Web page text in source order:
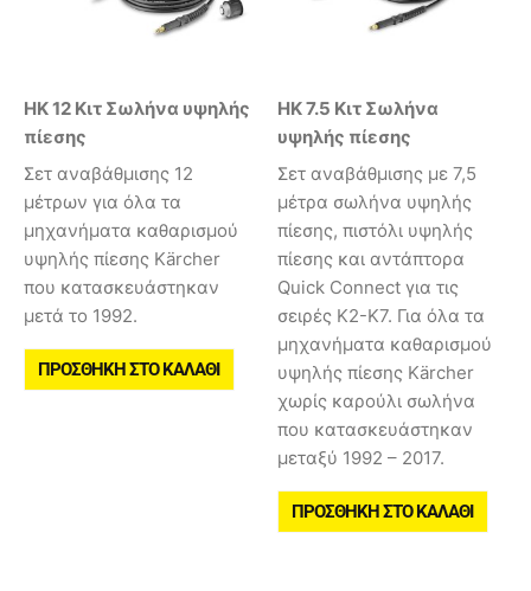
HK 12 Κιτ Σωλήνα υψηλής
πίεσης
Σετ αναβάθμισης 12
μέτρων για όλα τα
μηχανήματα καθαρισμού
υψηλής πίεσης Kärcher
που κατασκευάστηκαν
μετά το 1992.
ΠΡΟΣΘΉΚΗ ΣΤΟ ΚΑΛΆΘΙ
HK 7.5 Κιτ Σωλήνα
υψηλής πίεσης
Σετ αναβάθμισης με 7,5
μέτρα σωλήνα υψηλής
πίεσης, πιστόλι υψηλής
πίεσης και αντάπτορα
Quick Connect για τις
σειρές Κ2-Κ7. Για όλα τα
μηχανήματα καθαρισμού
υψηλής πίεσης Kärcher
χωρίς καρούλι σωλήνα
που κατασκευάστηκαν
μεταξύ 1992 – 2017.
ΠΡΟΣΘΉΚΗ ΣΤΟ ΚΑΛΆΘΙ